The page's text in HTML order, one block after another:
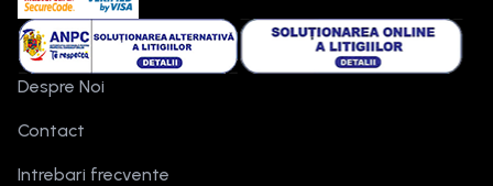
Despre Noi
Contact
Intrebari frecvente